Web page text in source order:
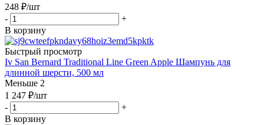
248 ₽/шт
-
+
В корзину
Быстрый просмотр
Iv San Bernard Traditional Line Green Apple Шампунь для
длинной шерсти, 500 мл
Меньше 2
1 247 ₽/шт
-
+
В корзину